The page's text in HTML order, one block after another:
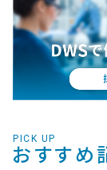
PICK UP
おすすめ